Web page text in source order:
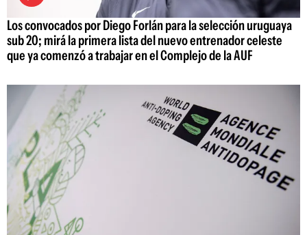
Los convocados por Diego Forlán para la selección uruguaya
sub 20; mirá la primera lista del nuevo entrenador celeste
que ya comenzó a trabajar en el Complejo de la AUF